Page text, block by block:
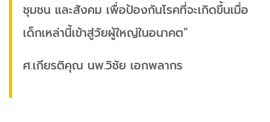
ชุมชน และสังคม เพื่อป้องกันโรคที่จะเกิดขึ้นเมื่อ
เด็กเหล่านี้เข้าสู่วัยผู้ใหญ่ในอนาคต”
ศ.เกียรติคุณ นพ.วิชัย เอกพลากร